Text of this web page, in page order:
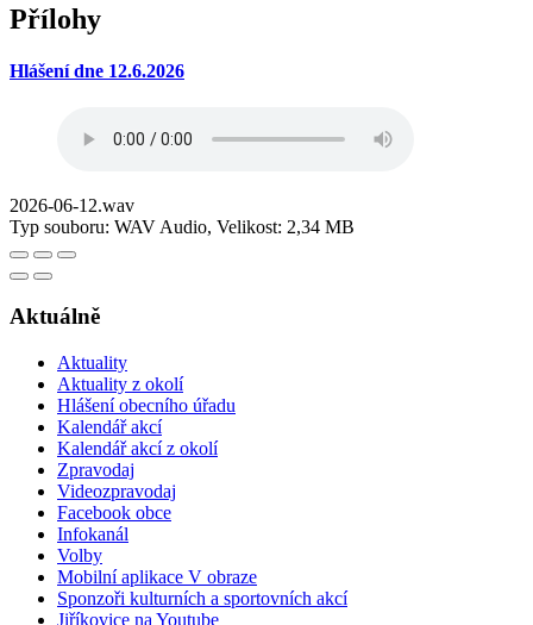
Přílohy
Hlášení dne 12.6.2026
2026-06-12.wav
Typ souboru: WAV Audio, Velikost: 2,34 MB
Aktuálně
Aktuality
Aktuality z okolí
Hlášení obecního úřadu
Kalendář akcí
Kalendář akcí z okolí
Zpravodaj
Videozpravodaj
Facebook obce
Infokanál
Volby
Mobilní aplikace V obraze
Sponzoři kulturních a sportovních akcí
Jiříkovice na Youtube